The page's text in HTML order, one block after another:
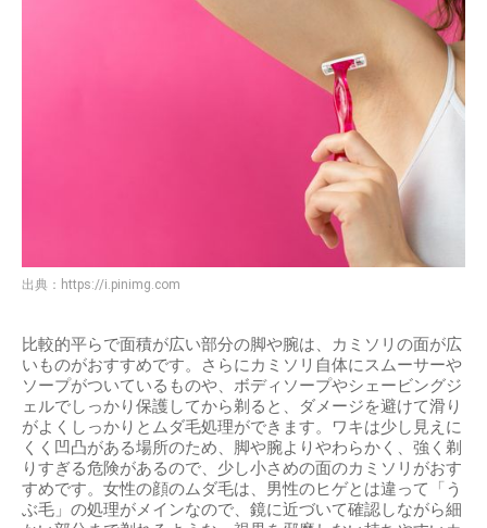
出典： https://i.pinimg.com
比較的平らで面積が広い部分の脚や腕は、カミソリの面が広
いものがおすすめです。さらにカミソリ自体にスムーサーや
ソープがついているものや、ボディソープやシェービングジ
ェルでしっかり保護してから剃ると、ダメージを避けて滑り
がよくしっかりとムダ毛処理ができます。ワキは少し見えに
くく凹凸がある場所のため、脚や腕よりやわらかく、強く剃
りすぎる危険があるので、少し小さめの面のカミソリがおす
すめです。女性の顔のムダ毛は、男性のヒゲとは違って「う
ぶ毛」の処理がメインなので、鏡に近づいて確認しながら細